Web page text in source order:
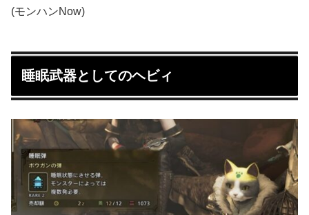
(モンハンNow)
睡眠武器としてのヘビィ